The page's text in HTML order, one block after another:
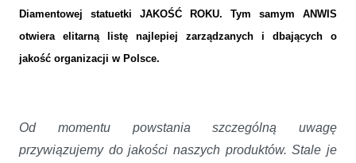
Diamentowej statuetki JAKOŚĆ ROKU. Tym samym ANWIS
otwiera elitarną listę najlepiej zarządzanych i dbających o
jakość organizacji w Polsce.
Od momentu powstania szczególną uwagę
przywiązujemy do jakości naszych produktów. Stale je